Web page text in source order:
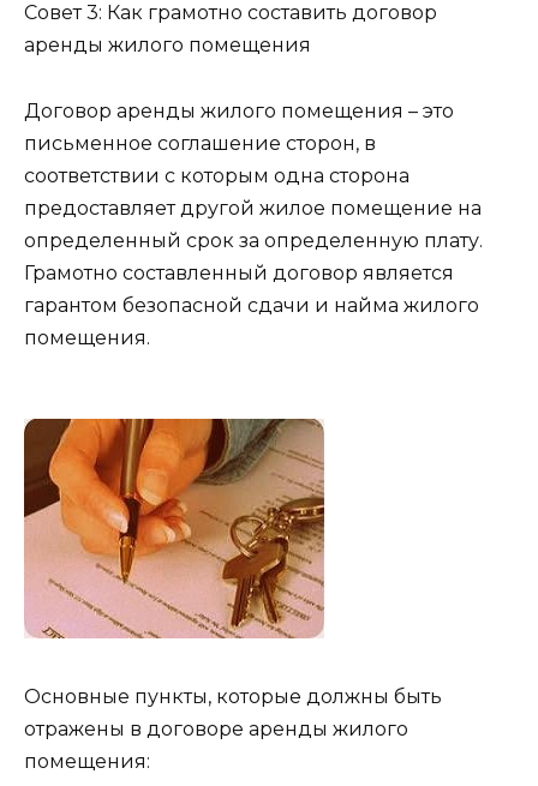
Совет 3: Как грамотно составить договор
аренды жилого помещения
Договор аренды жилого помещения – это
письменное соглашение сторон, в
соответствии с которым одна сторона
предоставляет другой жилое помещение на
определенный срок за определенную плату.
Грамотно составленный договор является
гарантом безопасной сдачи и найма жилого
помещения.
Основные пункты, которые должны быть
отражены в договоре аренды жилого
помещения: